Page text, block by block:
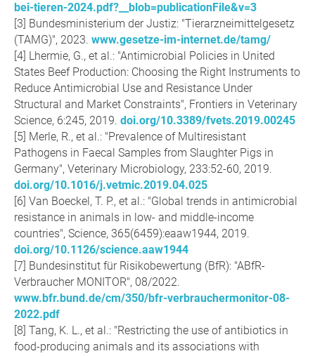
bei-tieren-2024.pdf?__blob=publicationFile&v=3
Bundesministerium der Justiz: "Tierarzneimittelgesetz
(TAMG)", 2023. www.gesetze-im-internet.de/tamg/
Lhermie, G., et al.: "Antimicrobial Policies in United
States Beef Production: Choosing the Right Instruments to
Reduce Antimicrobial Use and Resistance Under
Structural and Market Constraints", Frontiers in Veterinary
Science, 6:245, 2019. doi.org/10.3389/fvets.2019.00245
Merle, R., et al.: "Prevalence of Multiresistant
Pathogens in Faecal Samples from Slaughter Pigs in
Germany", Veterinary Microbiology, 233:52-60, 2019.
doi.org/10.1016/j.vetmic.2019.04.025
Van Boeckel, T. P., et al.: "Global trends in antimicrobial
resistance in animals in low- and middle-income
countries", Science, 365(6459):eaaw1944, 2019.
doi.org/10.1126/science.aaw1944
Bundesinstitut für Risikobewertung (BfR): "ABfR-
Verbraucher MONITOR", 08/2022.
www.bfr.bund.de/cm/350/bfr-verbrauchermonitor-08-
2022.pdf
Tang, K. L., et al.: "Restricting the use of antibiotics in
food-producing animals and its associations with